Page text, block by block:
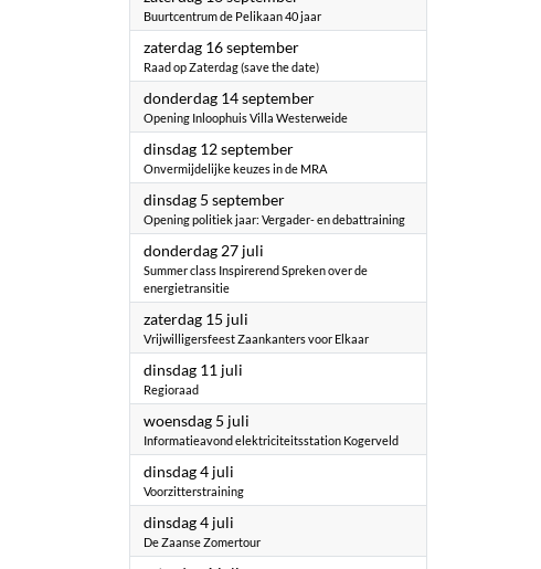
Buurtcentrum de Pelikaan 40 jaar
zaterdag 16 september2023
Raad op Zaterdag (save the date)
donderdag 14 september2023
Opening Inloophuis Villa Westerweide
dinsdag 12 september2023
Onvermijdelijke keuzes in de MRA
dinsdag 5 september2023
Opening politiek jaar: Vergader- en debattraining
donderdag 27 juli
Summer class Inspirerend Spreken over de
energietransitie
zaterdag 15 juli
Vrijwilligersfeest Zaankanters voor Elkaar
dinsdag 11 juli
Regioraad
woensdag 5 juli
Informatieavond elektriciteitsstation Kogerveld
dinsdag 4 juli
Voorzitterstraining
dinsdag 4 juli
De Zaanse Zomertour